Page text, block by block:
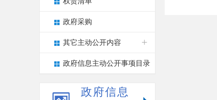
政府采购
其它主动公开内容
政府信息主动公开事项目录
政府信息